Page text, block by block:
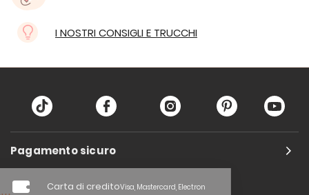
I NOSTRI CONSIGLI E TRUCCHI
Pagamento sicuro
Carta di creditoVisa, Mastercard, Electron